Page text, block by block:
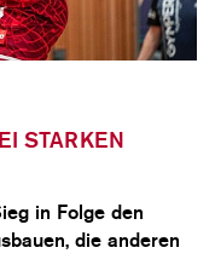
STARKEN
in Folge den
die anderen